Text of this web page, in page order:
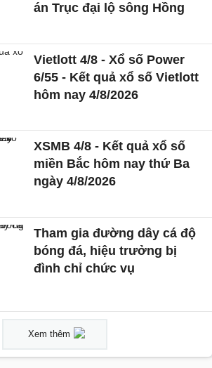
án Trục đại lộ sông Hồng
Vietlott 4/8 - Xổ số Power
6/55 - Kết quả xổ số Vietlott
hôm nay 4/8/2026
XSMB 4/8 - Kết quả xổ số
miền Bắc hôm nay thứ Ba
ngày 4/8/2026
Tham gia đường dây cá độ
bóng đá, hiệu trưởng bị
đình chỉ chức vụ
Xem thêm